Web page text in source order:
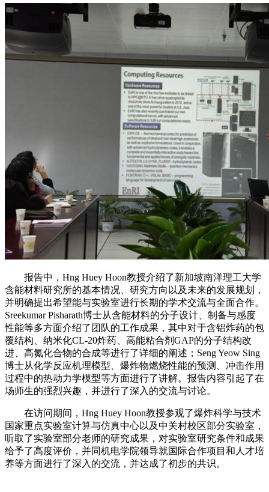
报告中，Hng Huey Hoon教授介绍了新加坡南洋理工大学
含能材料研究所的基本情况、研究方向以及未来的发展规划，
并明确提出希望能与实验室进行长期的学术交流与全面合作。
Sreekumar Pisharath博士从含能材料的分子设计、制备与感度
性能等多方面介绍了团队的工作成果，其中对于含铝炸药的包
覆结构、纳米化CL-20炸药、高能粘合剂GAP的分子结构改
进、高氮化合物的合成等进行了详细的阐述；Seng Yeow Sing
博士从化学反应机理模型、爆炸物燃烧性能的预测、冲击作用
过程中的热动力学模型等方面进行了讲解。报告内容引起了在
场师生的强烈兴趣，并进行了深入的交流与讨论。
在访问期间，Hng Huey Hoon教授参观了爆炸科学与技术
国家重点实验室计算与仿真中心以及中关村校区部分实验室，
听取了实验室部分老师的研究成果，对实验室研究条件和成果
给予了高度评价，并同机电学院领导就国际合作项目和人才培
养等方面进行了深入的交流，并达成了初步的共识。